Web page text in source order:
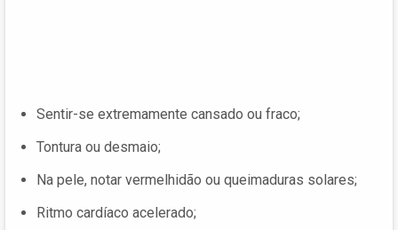
Sentir-se extremamente cansado ou fraco;
Tontura ou desmaio;
Na pele, notar vermelhidão ou queimaduras solares;
Ritmo cardíaco acelerado;